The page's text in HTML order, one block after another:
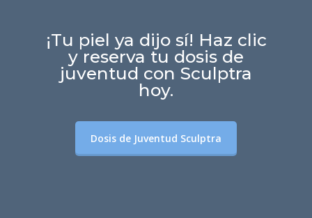
¡Tu piel ya dijo sí! Haz clic
y reserva tu dosis de
juventud con Sculptra
hoy.
Dosis de Juventud Sculptra